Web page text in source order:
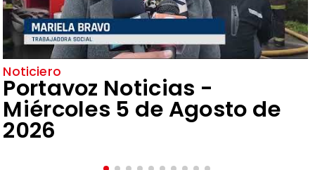
Noticiero
Portavoz Noticias -
Miércoles 5 de Agosto de
2026